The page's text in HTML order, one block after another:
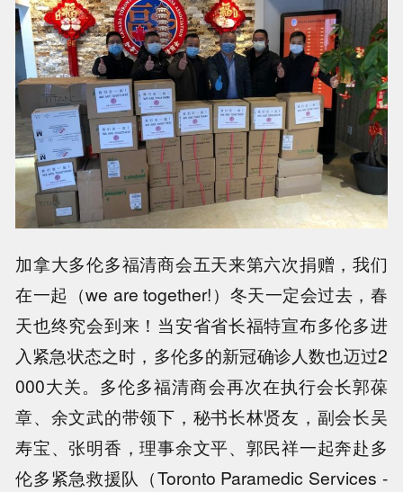
加拿大多伦多福清商会五天来第六次捐赠，我们
在一起（we are together!）冬天一定会过去，春
天也终究会到来！当安省省长福特宣布多伦多进
入紧急状态之时，多伦多的新冠确诊人数也迈过2
000大关。多伦多福清商会再次在执行会长郭葆
章、余文武的带领下，秘书长林贤友，副会长吴
寿宝、张明香，理事余文平、郭民祥一起奔赴多
伦多紧急救援队（Toronto Paramedic Services -